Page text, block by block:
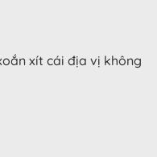
xít cái địa vị không